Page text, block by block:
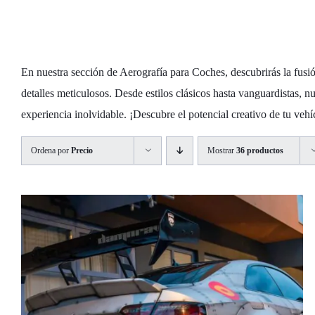
En nuestra sección de Aerografía para Coches, descubrirás la
detalles meticulosos. Desde estilos clásicos hasta vanguardistas,
experiencia inolvidable. ¡Descubre el potencial creativo de tu
Ordena por Precio Mostrar 36 productos